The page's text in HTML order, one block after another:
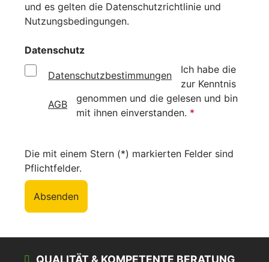
und es gelten die Datenschutzrichtlinie und
Nutzungsbedingungen.
Datenschutz
Ich habe die
Datenschutzbestimmungen
zur Kenntnis
genommen und die
AGB
gelesen und bin
mit ihnen einverstanden. *
Die mit einem Stern (*) markierten Felder sind
Pflichtfelder.
Absenden
QUALITÄT & KOMPETENTE BERATUNG